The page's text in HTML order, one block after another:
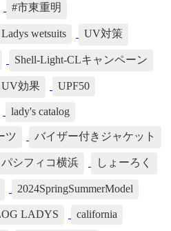
#市東重明
Ladys wetsuits UV対策
Shell-Light-CLキャンペーン
UV効果 UPF50
lady's catalog
ツ バイザー付きジャケット
パシフィコ横浜 しょーろく
2024SpringSummerModel
LADYS california